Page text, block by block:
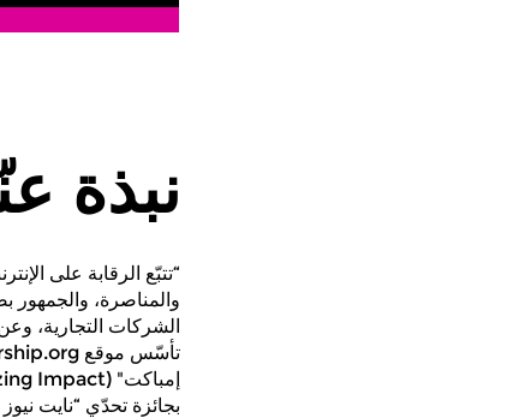
نبذة
والمناصرة، والجمهور
الشركات التجارية،